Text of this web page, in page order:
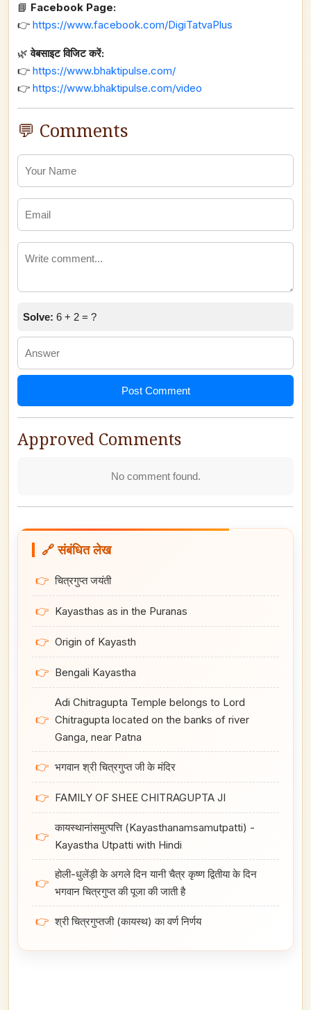
📘 Facebook Page:
👉 https://www.facebook.com/DigiTatvaPlus
🌿वेबसाइट विजिट करें:
👉 https://www.bhaktipulse.com/
👉 https://www.bhaktipulse.com/video
💬 Comments
Solve: 6 + 2 = ?
Post Comment
Approved Comments
No comment found.
🔗 संबंधित लेख
👉 चित्रगुप्त जयंती
👉 Kayasthas as in the Puranas
👉 Origin of Kayasth
👉 Bengali Kayastha
👉
Adi Chitragupta Temple belongs to Lord
Chitragupta located on the banks of river
Ganga, near Patna
👉 भगवान श्री चित्रगुप्त जी के मंदिर
👉 FAMILY OF SHEE CHITRAGUPTA JI
👉
कायस्थानांसमुत्पत्ति (Kayasthanamsamutpatti) -
Kayastha Utpatti with Hindi
👉
होली-धुलेंड़ी के अगले दिन यानी चैत्र कृष्ण द्वितीया के दिन
भगवान चित्रगुप्त की पूजा की जाती है
👉 श्री चित्रगुप्तजी (कायस्थ) का वर्ण निर्णय